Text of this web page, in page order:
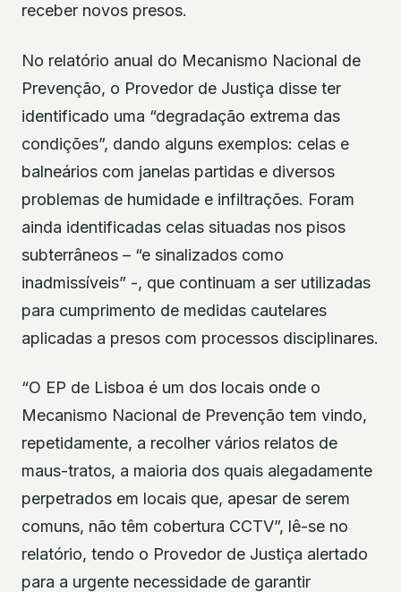
receber novos presos.
No relatório anual do Mecanismo Nacional de
Prevenção, o Provedor de Justiça disse ter
identificado uma “degradação extrema das
condições”, dando alguns exemplos: celas e
balneários com janelas partidas e diversos
problemas de humidade e infiltrações. Foram
ainda identificadas celas situadas nos pisos
subterrâneos – “e sinalizados como
inadmissíveis” -, que continuam a ser utilizadas
para cumprimento de medidas cautelares
aplicadas a presos com processos disciplinares.
“O EP de Lisboa é um dos locais onde o
Mecanismo Nacional de Prevenção tem vindo,
repetidamente, a recolher vários relatos de
maus-tratos, a maioria dos quais alegadamente
perpetrados em locais que, apesar de serem
comuns, não têm cobertura CCTV”, lê-se no
relatório, tendo o Provedor de Justiça alertado
para a urgente necessidade de garantir